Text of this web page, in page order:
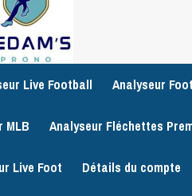
Live Football Analyseur
MLB Analyseur Fléchettes
Live Foot Détails du compte